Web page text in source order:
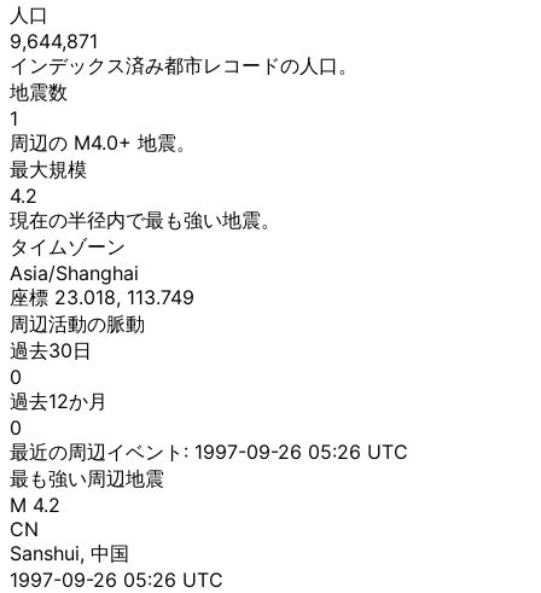
人口
9,644,871
インデックス済み都市レコードの人口。
地震数
1
周辺の M4.0+ 地震。
最大規模
4.2
現在の半径内で最も強い地震。
タイムゾーン
Asia/Shanghai
座標 23.018, 113.749
周辺活動の脈動
過去30日
0
過去12か月
0
最近の周辺イベント: 1997-09-26 05:26 UTC
最も強い周辺地震
M 4.2
CN
Sanshui, 中国
1997-09-26 05:26 UTC